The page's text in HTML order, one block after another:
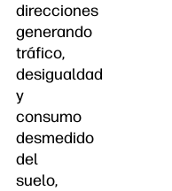
direcciones
generando
tráfico,
desigualdad
y
consumo
desmedido
del
suelo,